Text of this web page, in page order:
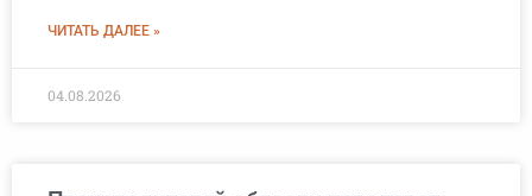
ЧИТАТЬ ДАЛЕЕ »
04.08.2026